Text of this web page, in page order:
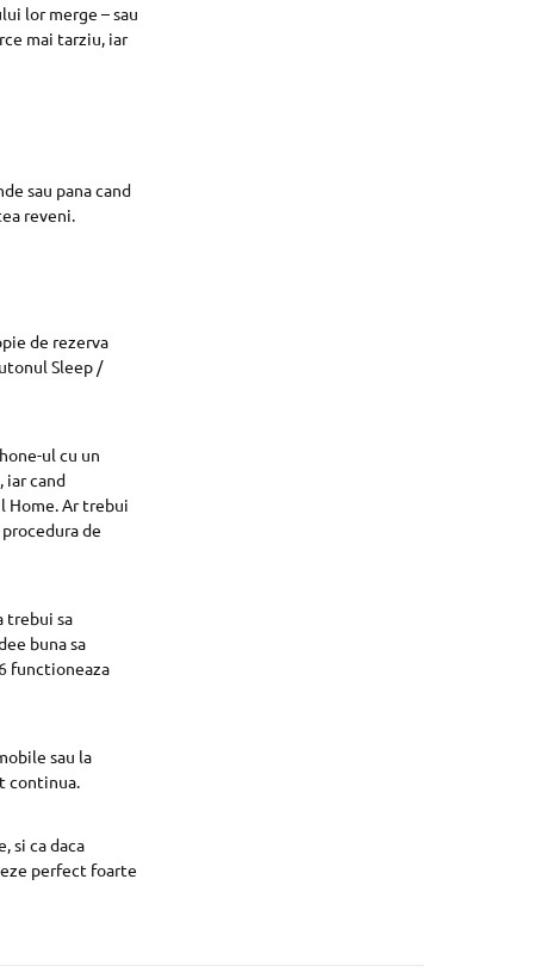
lor merge – sau
mai tarziu, iar
sau pana cand
reveni.
de rezerva
Sleep /
ul cu un
iar cand
Home. Ar trebui
de
trebui sa
buna sa
functioneaza
sau la
continua.
si ca daca
perfect foarte